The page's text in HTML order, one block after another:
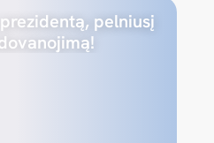
pelniusį